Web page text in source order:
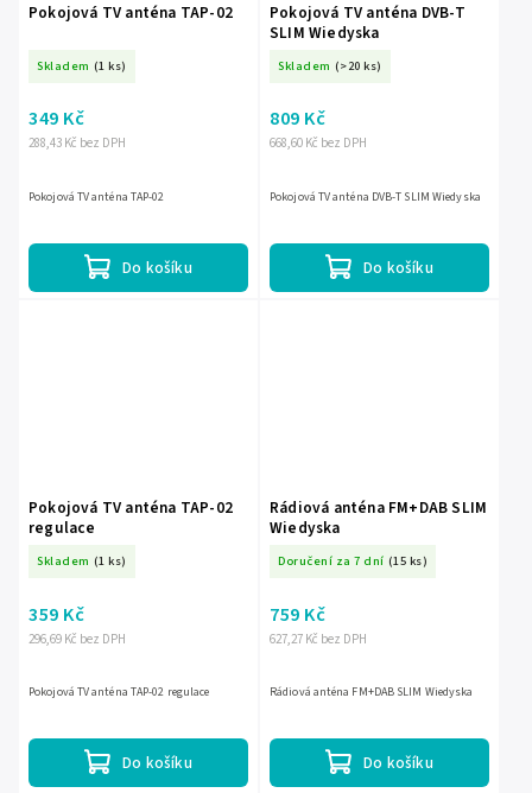
Pokojová TV anténa TAP-02
Skladem (1 ks)
288,43 Kč bez DPH
349 Kč
Do košíku
Pokojová TV anténa TAP-02
Pokojová TV anténa DVB-T
SLIM Wiedyska
Skladem (>20 ks)
668,60 Kč bez DPH
809 Kč
Do košíku
Pokojová TV anténa DVB-T SLIM Wiedyska
Pokojová TV anténa TAP-02
regulace
Skladem (1 ks)
296,69 Kč bez DPH
359 Kč
Do košíku
Pokojová TV anténa TAP-02 regulace
Rádiová anténa FM+DAB SLIM
Wiedyska
Doručení za 7 dní (15 ks)
627,27 Kč bez DPH
759 Kč
Do košíku
Rádiová anténa FM+DAB SLIM Wiedyska